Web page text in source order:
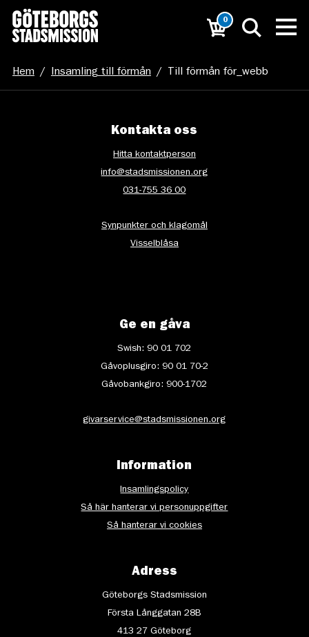
0
Hem / Insamling till förmån / Till förmån för_webb
Kontakta oss
Hitta kontaktperson
info@stadsmissionen.org
031-755 36 00
Synpunkter och klagomål
Visselblåsa
Ge en gåva
Swish: 90 01 702
Gåvoplusgiro: 90 01 70-2
Gåvobankgiro: 900-1702
givarservice@stadsmissionen.org
Information
Insamlingspolicy
Så här hanterar vi personuppgifter
Så hanterar vi cookies
Adress
Göteborgs Stadsmission
Första Långgatan 28B
413 27 Göteborg